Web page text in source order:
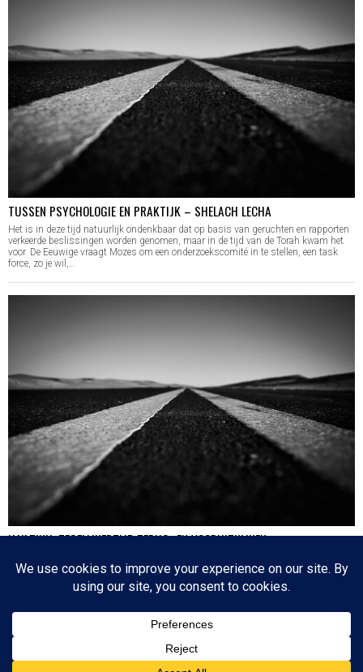
TUSSEN PSYCHOLOGIE EN PRAKTIJK – SHELACH LECHA
Het is in deze tijd natuurlijk ondenkbaar dat op basis van geruchten en rapporten
verkeerde beslissingen worden genomen, maar in de tijd van de Torah kwam het
voor. De Eeuwige vraagt Mozes om een onderzoekscomité in te stellen, een task
force, zo je wil,…
HA’AZINU: TEGELIJKERTIJD TERUG- EN VOORUITKIJKEN
oktober 2020 begonnen: de eerste parasja van het jaar. Het zijn dagen die
tegenstrijdige emoties oproepen: aan de ene kant lezen we over de laatste dagen
Since 2003 © All Rights Reserved | Foto's Robbert Baruch tenzij anders vermeld
BOVEN